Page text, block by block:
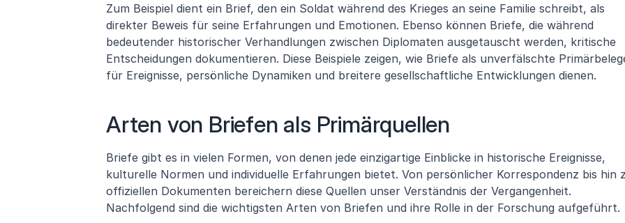
Zum Beispiel dient ein Brief, den ein Soldat während des Krieges an seine Familie schreibt, als
direkter Beweis für seine Erfahrungen und Emotionen. Ebenso können Briefe, die während
bedeutender historischer Verhandlungen zwischen Diplomaten ausgetauscht werden, kritische
Entscheidungen dokumentieren. Diese Beispiele zeigen, wie Briefe als unverfälschte
für Ereignisse, persönliche Dynamiken und breitere gesellschaftliche Entwicklungen dienen.
Arten von Briefen als Primärquellen
Briefe gibt es in vielen Formen, von denen jede einzigartige Einblicke in historische Ereignisse,
kulturelle Normen und individuelle Erfahrungen bietet. Von persönlicher Korrespondenz bis hin
offiziellen Dokumenten bereichern diese Quellen unser Verständnis der Vergangenheit.
Nachfolgend sind die wichtigsten Arten von Briefen und ihre Rolle in der Forschung aufgeführt.